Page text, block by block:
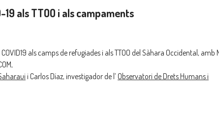
als TTOO i als campaments
als camps de refugiades i als TTOO del Sàhara Occidental, amb
i Carlos Díaz, investigador de l’ Observatori de Drets Humans i